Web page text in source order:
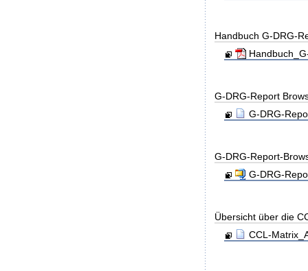
Handbuch G-DRG-
G-DRG-Report
G-DRG-
G-DRG-Report-
G-DRG-
Übersicht über die
CCL-